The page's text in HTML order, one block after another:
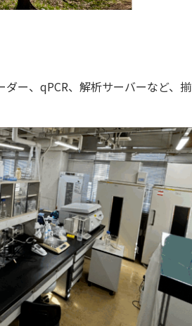
ー、qPCR、解析サーバーなど、揃